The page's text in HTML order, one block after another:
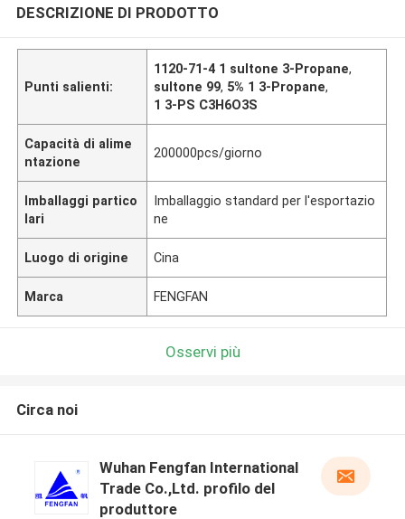
DESCRIZIONE DI PRODOTTO
Punti salienti:
1120-71-4 1 sultone 3-Propane,
sultone 99, 5% 1 3-Propane,
1 3-PS C3H6O3S
Capacità di alime
ntazione
200000pcs/giorno
Imballaggi partico
lari
Imballaggio standard per l'esportazio
ne
Luogo di origine Cina
Marca FENGFAN
Osservi più
Circa noi
Wuhan Fengfan International
Trade Co.,Ltd. profilo del
produttore